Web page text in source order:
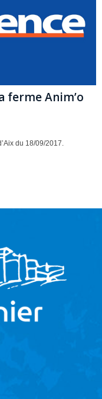
ferme Anim’o
du 18/09/2017.